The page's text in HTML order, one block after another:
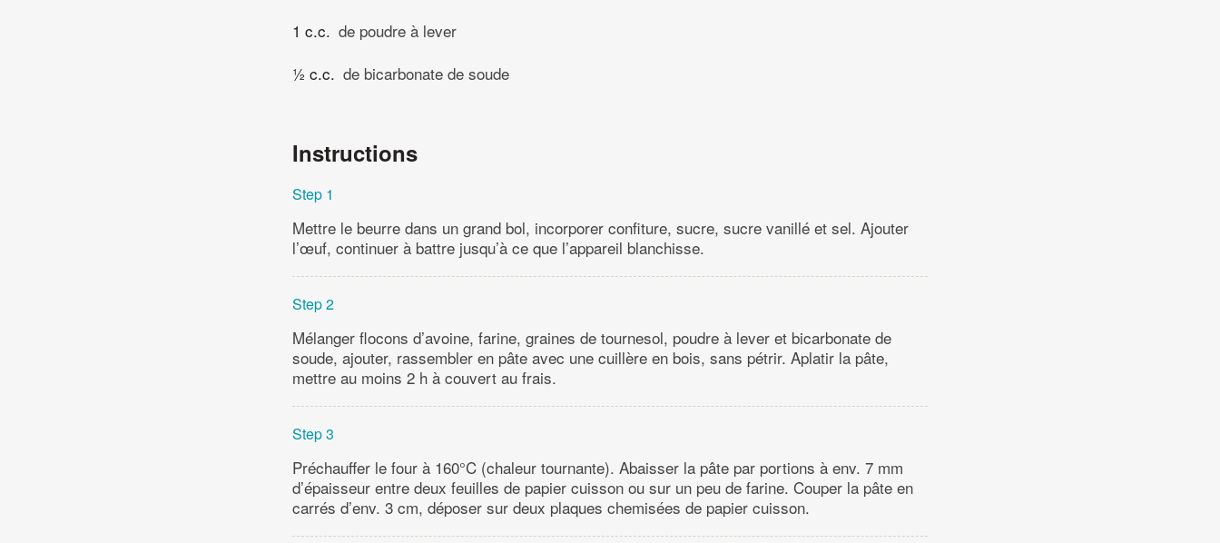
1 c.c. de poudre à lever
½ c.c. de bicarbonate de soude
Instructions
Step 1
Mettre le beurre dans un grand bol, incorporer confiture, sucre, sucre vanillé et sel. Ajouter
l’œuf, continuer à battre jusqu’à ce que l’appareil blanchisse.
Step 2
Mélanger flocons d’avoine, farine, graines de tournesol, poudre à lever et bicarbonate de
soude, ajouter, rassembler en pâte avec une cuillère en bois, sans pétrir. Aplatir la pâte,
mettre au moins 2 h à couvert au frais.
Step 3
Préchauffer le four à 160°C (chaleur tournante). Abaisser la pâte par portions à env. 7 mm
d’épaisseur entre deux feuilles de papier cuisson ou sur un peu de farine. Couper la pâte en
carrés d’env. 3 cm, déposer sur deux plaques chemisées de papier cuisson.